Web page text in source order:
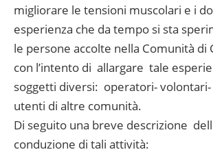
migliorare le tensioni muscolari e i
esperienza che da tempo si sta
le persone accolte nella Comunità di
con l’intento di allargare tale
soggetti diversi: operatori-
utenti di altre comunità.
Di seguito una breve descrizione
conduzione di tali attività: